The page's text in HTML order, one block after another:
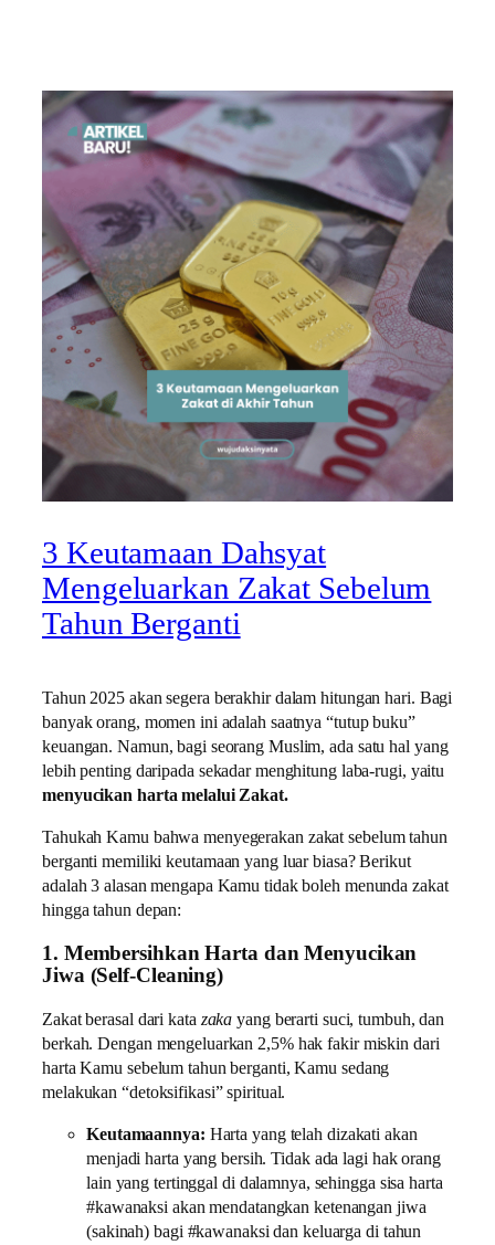
3 Keutamaan Dahsyat
Mengeluarkan Zakat Sebelum
Tahun Berganti
Tahun 2025 akan segera berakhir dalam hitungan hari. Bagi
banyak orang, momen ini adalah saatnya “tutup buku”
keuangan. Namun, bagi seorang Muslim, ada satu hal yang
lebih penting daripada sekadar menghitung laba-rugi, yaitu
menyucikan harta melalui Zakat.
Tahukah Kamu bahwa menyegerakan zakat sebelum tahun
berganti memiliki keutamaan yang luar biasa? Berikut
adalah 3 alasan mengapa Kamu tidak boleh menunda zakat
hingga tahun depan:
1. Membersihkan Harta dan Menyucikan
Jiwa (Self-Cleaning)
Zakat berasal dari kata zaka yang berarti suci, tumbuh, dan
berkah. Dengan mengeluarkan 2,5% hak fakir miskin dari
harta Kamu sebelum tahun berganti, Kamu sedang
melakukan “detoksifikasi” spiritual.
Keutamaannya: Harta yang telah dizakati akan
menjadi harta yang bersih. Tidak ada lagi hak orang
lain yang tertinggal di dalamnya, sehingga sisa harta
#kawanaksi akan mendatangkan ketenangan jiwa
(sakinah) bagi #kawanaksi dan keluarga di tahun